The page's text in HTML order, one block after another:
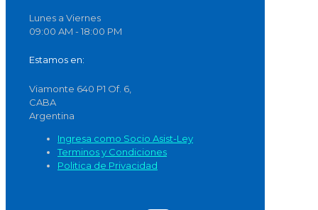
Lunes a Viernes
09:00 AM - 18:00 PM
Estamos en:
Viamonte 640 P1 Of. 6,
CABA
Argentina
Ingresa como Socio Asist-Ley
Terminos y Condiciones
Politica de Privacidad